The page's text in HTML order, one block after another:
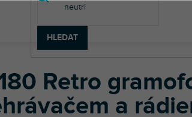
HLEDAT
RP180 Retro gramofon s
Retro
a